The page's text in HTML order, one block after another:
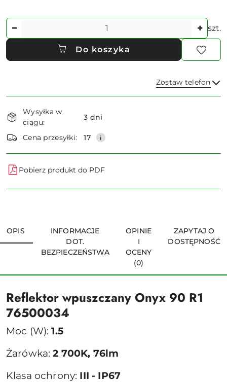
Ilość szt.
Do koszyka
Zostaw telefon
i
dostawa
Wysyłka w
ciągu:
3 dni
Cena przesyłki: 17
Pobierz produkt do PDF
OPIS
INFORMACJE
DOT.
BEZPIECZEŃSTWA
OPINIE
I
OCENY
(0)
ZAPYTAJ O
DOSTĘPNOŚĆ
Reflektor wpuszczany Onyx 90 R1
76500034
Moc (W):1.5
Żarówka:2 700K, 76lm
Klasa ochrony: III - IP67